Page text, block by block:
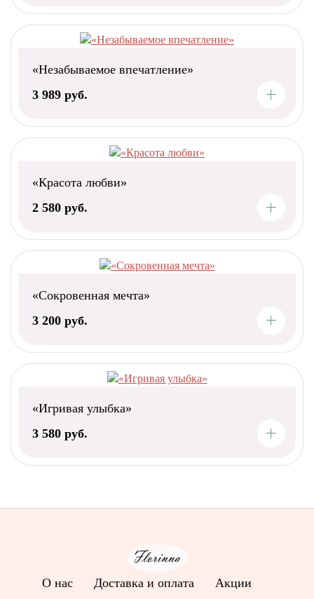
«Незабываемое впечатление»
3 989 руб.
«Красота любви»
2 580 руб.
«Сокровенная мечта»
3 200 руб.
«Игривая улыбка»
3 580 руб.
О нас Доставка и оплата Акции